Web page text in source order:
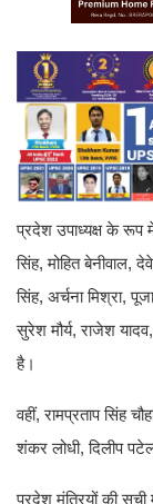
प्रदेश उपाध्यक्ष के रूप
सिंह, मोहित बेनीवाल,
सिंह, अर्चना मिश्रा,
सुरेश मौर्य, राजेश
है।
वहीं, रामप्रताप सिंह
शंकर लोधी, दिलीप
प्रदेश मंत्रियों की